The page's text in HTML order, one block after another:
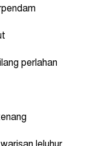
perlahan